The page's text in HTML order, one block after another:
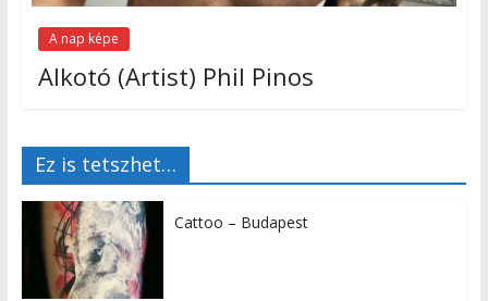
A nap képe
Alkotó (Artist) Phil Pinos
Ez is tetszhet…
Cattoo – Budapest